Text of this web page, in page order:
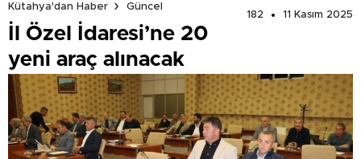
Kütahya'dan Haber
Güncel
182
11 Kasım 2025
İl Özel İdaresi’ne 20
yeni araç alınacak